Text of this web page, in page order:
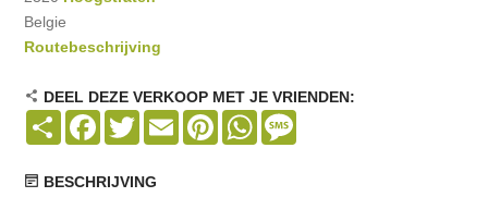
Belgie
Routebeschrijving
DEEL DEZE VERKOOP MET JE VRIENDEN:
Share Facebook
TwitterEmail PinterestWhatsApp
BESCHRIJVING